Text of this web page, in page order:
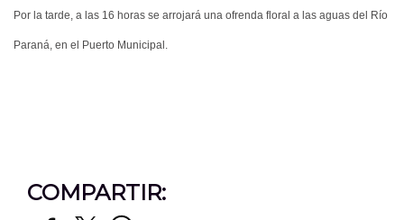
Por la tarde, a las 16 horas se arrojará una ofrenda floral a las aguas del Río
Paraná, en el Puerto Municipal.
COMPARTIR: